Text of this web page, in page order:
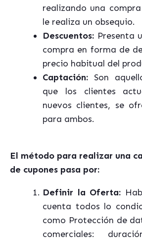
realizando una
le realiza un obsequio.
Descuentos: Presenta
compra en forma de
precio habitual del
Captación: Son
que los clientes
nuevos clientes, se
para ambos.
El método para realizar una
de cupones pasa por:
Definir la Oferta:
cuenta todos lo
como Protección de
comerciales: